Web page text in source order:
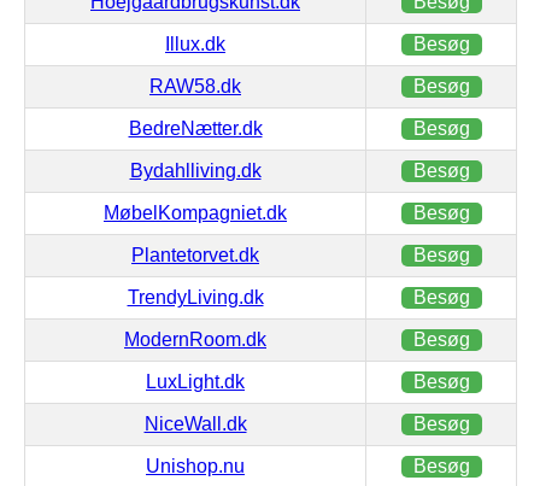
Illux.dk Besøg
RAW58.dk Besøg
BedreNætter.dk Besøg
Bydahlliving.dk Besøg
MøbelKompagniet.dk Besøg
Plantetorvet.dk Besøg
TrendyLiving.dk Besøg
ModernRoom.dk Besøg
LuxLight.dk Besøg
NiceWall.dk Besøg
Unishop.nu Besøg